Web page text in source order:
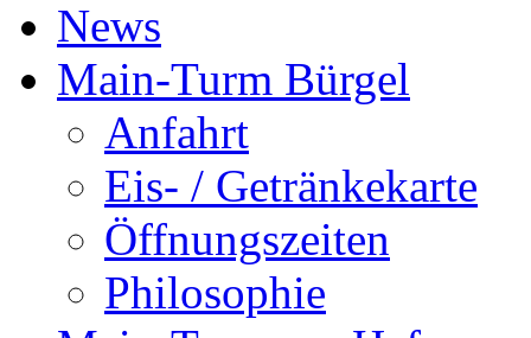
News
Main-Turm Bürgel
Anfahrt
Eis- / Getränkekarte
Öffnungszeiten
Philosophie